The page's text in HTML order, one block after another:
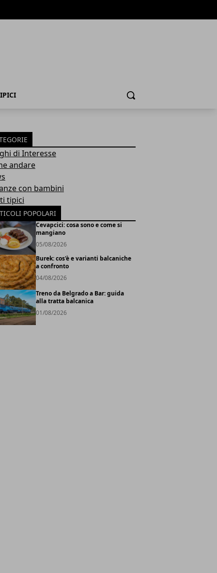
Cerca
di Interesse
andare
con bambini
tipici
POPOLARI
Cevapcici: cosa sono e come si
mangiano
05/08/2026
Burek: cos'è e varianti balcaniche
a confronto
04/08/2026
Treno da Belgrado a Bar: guida
alla tratta balcanica
01/08/2026